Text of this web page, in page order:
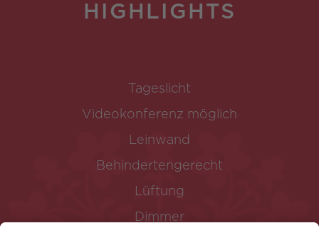
HIGHLIGHTS
Tageslicht
Videokonferenz möglich
Leinwand
Behindertengerecht
Lüftung
Dimmer